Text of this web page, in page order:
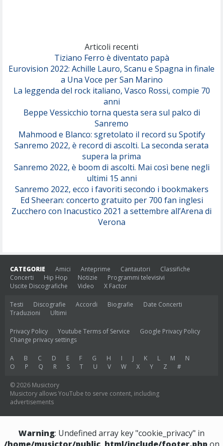
Serenamente
Articoli recenti
Tiziano Ferro è diventato papà
Eurovision 2022: Achille Lauro, Scanu e Spagna in finale
a Una Voce per San Marino
La leggenda del rock italiano, Vasco Rossi, compie 70
anni
Beppe Vessicchio torna questa sera sul palco di
Sanremo
Mahmood e Blanco: sgretolato il record su Spotify
Sanremo 2022, è record di ascolti. La seconda serata
supera la prima
Sanremo 2022, è boom di ascolti. Mai così bene negli
ultimi 15 anni
Sanremo 2022, ecco i favoriti secondo i bookmakers
Ed Sheeran: concerto gratuito per 700 fan inglesi
Zucchero con Inacustico 2021 a settembre all’Arena di
Verona
CATEGORIE Amici Anteprime Cantautori
Classifiche
Concerti
Hip Hop Notizie
Programmi televisivi
Uscite Discografiche
Video X Factor
Testi Discografie Accordi Biografie
Date Concerti
Traduzioni
Ultimi
Privacy Policy Youtube Terms of Service
Google Privacy Policy
Change privacy settings
A B C D E F G H I J K L M
N
O
P Q R S T U V W X Y Z #
© 2026 Musictory
Musictory allows YouTube to serve content, including
advertisements
Warning: Undefined array key "cookie_privacy" in